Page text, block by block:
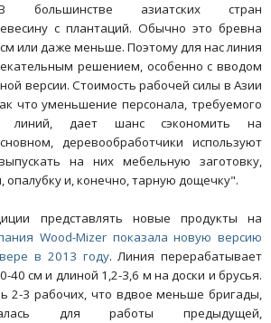
большинстве азиатских стран
с плантаций. Обычно это бревна
или даже меньше. Поэтому для нас линия
решением, особенно с вводом
версии. Стоимость рабочей силы в Азии
что уменьшение персонала, требуемого
линий, дает шанс сэкономить на
деревообработчики используют
на них мебельную заготовку,
и, конечно, тарную дощечку".
представлять новые продукты на
Wood-Mizer показала новую версию
в 2013 году. Линия перерабатывает
см и длиной 1,2-3,6 м на доски и брусья.
2-3 рабочих, что вдвое меньше бригады,
для работы предыдущей,